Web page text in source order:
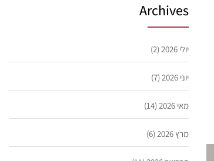
Archives
יולי 2026 (2)
יוני 2026 (7)
מאי 2026 (14)
מרץ 2026 (6)